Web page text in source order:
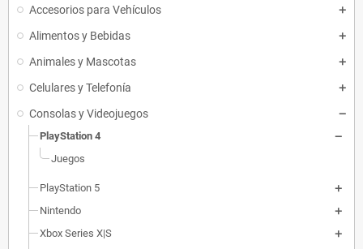
Accesorios para Vehículos
Alimentos y Bebidas
Animales y Mascotas
Celulares y Telefonía
Consolas y Videojuegos
PlayStation 4
Juegos
PlayStation 5
Nintendo
Xbox Series X|S